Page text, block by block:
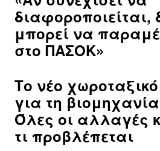
διαφοροποιείται,
μπορεί να
στο ΠΑΣΟΚ»
Το νέο χωροταξικό
για τη
Όλες οι αλλαγές
τι προβλέπεται